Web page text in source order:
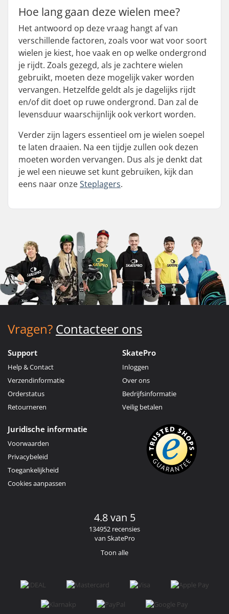
Hoe lang gaan deze wielen mee?
Het antwoord op deze vraag hangt af van
verschillende factoren, zoals voor wat voor soort
wielen je kiest, hoe vaak en op welke ondergrond
je rijdt. Zoals gezegd, als je zachtere wielen
gebruikt, moeten deze mogelijk vaker worden
vervangen. Hetzelfde geldt als je dagelijks rijdt
en/of dit doet op ruwe ondergrond. Dan zal de
levensduur waarschijnlijk ook verkort worden.
Verder zijn lagers essentieel om je wielen soepel
te laten draaien. Na een tijdje zullen ook dezen
moeten worden vervangen. Dus als je denkt dat
je wel een nieuwe set kunt gebruiken, kijk dan
eens naar onzeSteplagers.
Vragen? Contacteer ons
Support
Help & Contact
Verzendinformatie
Orderstatus
Retourneren
SkatePro
Inloggen
Over ons
Bedrijfsinformatie
Veilig betalen
Juridische informatie
Voorwaarden
Privacybeleid
Toegankelijkheid
Cookies aanpassen
4.8 van 5
134952 recensies
van SkatePro
Toon alle